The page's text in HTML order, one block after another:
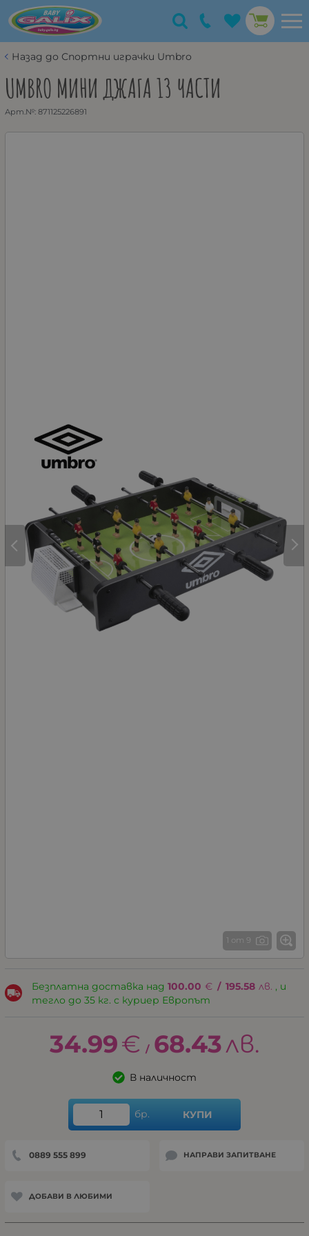
Назад до Спортни играчки Umbro
UMBRO МИНИ ДЖАГА 13 ЧАСТИ
Арт.№: 871125226891
1 от 9
Безплатна доставка над 100.00 € / 195.58 лв. , и
тегло до 35 кг. с куриер Европът
34.99€ / 68.43лв.
В наличност
бр. КУПИ
0889 555 899 НАПРАВИ ЗАПИТВАНЕ
ДОБАВИ В ЛЮБИМИ